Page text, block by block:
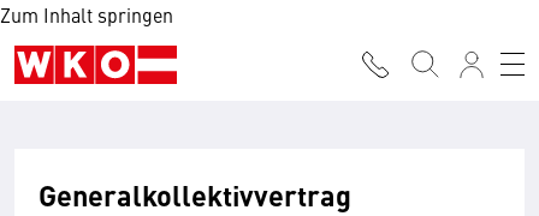
Zum Inhalt springen
Generalkollektivvertrag